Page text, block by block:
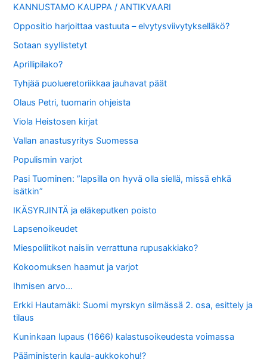
KANNUSTAMO KAUPPA / ANTIKVAARI
Oppositio harjoittaa vastuuta – elvytysviivytykselläkö?
Sotaan syyllistetyt
Aprillipilako?
Tyhjää puolueretoriikkaa jauhavat päät
Olaus Petri, tuomarin ohjeista
Viola Heistosen kirjat
Vallan anastusyritys Suomessa
Populismin varjot
Pasi Tuominen: ”lapsilla on hyvä olla siellä, missä ehkä
isätkin”
IKÄSYRJINTÄ ja eläkeputken poisto
Lapsenoikeudet
Miespoliitikot naisiin verrattuna rupusakkiako?
Kokoomuksen haamut ja varjot
Ihmisen arvo…
Erkki Hautamäki: Suomi myrskyn silmässä 2. osa, esittely ja
tilaus
Kuninkaan lupaus (1666) kalastusoikeudesta voimassa
Pääministerin kaula-aukkokohu!?